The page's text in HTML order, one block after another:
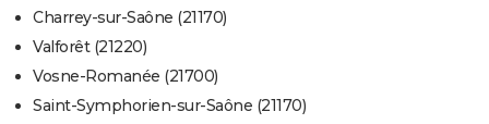
Charrey-sur-Saône (21170)
Valforêt (21220)
Vosne-Romanée (21700)
Saint-Symphorien-sur-Saône (21170)